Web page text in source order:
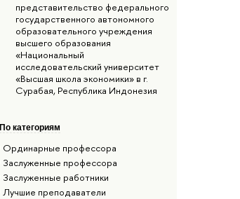
представительство федерального
государственного автономного
образовательного учреждения
высшего образования
«Национальный
исследовательский университет
«Высшая школа экономики» в г.
Сурабая, Республика Индонезия
По категориям
Ординарные профессора
Заслуженные профессора
Заслуженные работники
Лучшие преподаватели